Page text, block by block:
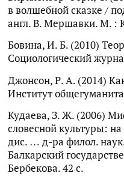
в волшебной сказке /
англ. В. Мершавки. М. :
Бовина, И. Б. (2010)
Социологический
Джонсон, Р. А. (2014)
Институт
Кудаева, З. Ж. (2006)
словесной культуры:
дис. … д-ра филол.
Балкарский
Бербекова. 42 с.